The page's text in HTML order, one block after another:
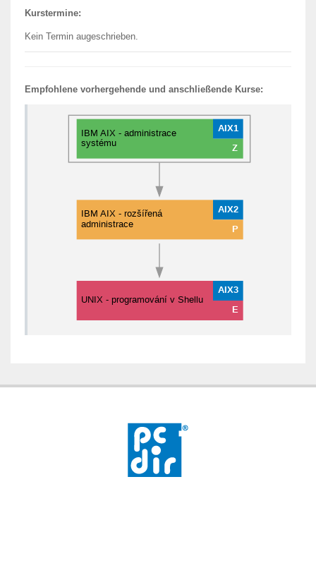
Kurstermine:
Kein Termin augeschrieben.
Empfohlene vorhergehende und anschließende Kurse: